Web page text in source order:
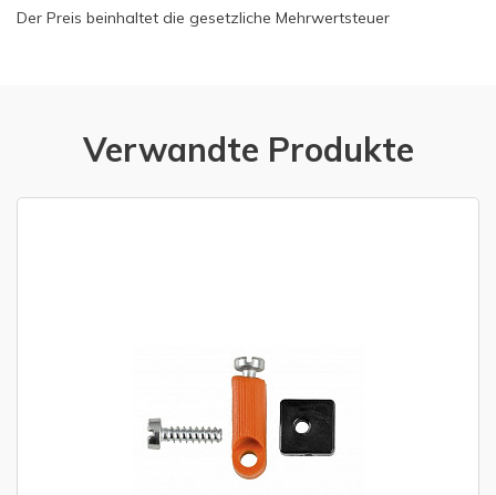
Der Preis beinhaltet die gesetzliche Mehrwertsteuer
Verwandte Produkte